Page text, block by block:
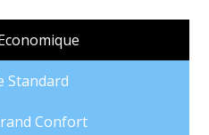
Standard
Confort